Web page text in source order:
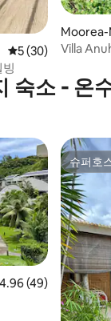
평점 5점(5점 만점
5 (30)
Moorea-
Villa
숙소 - 온
4.96점(5점 만점),
4.96 (49)
슈퍼호
슈퍼호